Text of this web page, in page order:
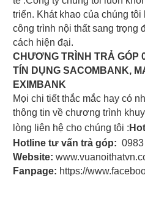
triển. Khát khao của chúng
công trình nội thất sang trọng
cách hiện đại.
CHƯƠNG TRÌNH TRẢ GÓP
TÍN DỤNG SACOMBANK,
EXIMBANK
Mọi chi tiết thắc mắc hay có
thông tin về chương trình
lòng liên hệ cho chúng tôi :
Hotline tư vấn trả góp:
Website:
Fanpage: https://